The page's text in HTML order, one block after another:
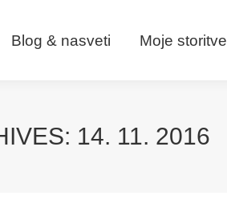
Blog & nasveti Moje storitve
14. 11. 2016